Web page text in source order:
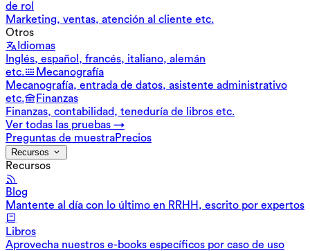
de rol
Marketing, ventas, atención al cliente etc.
Otros
Idiomas
Inglés, español, francés, italiano, alemán
etc.
Mecanografía
Mecanografía, entrada de datos, asistente administrativo
etc.
Finanzas
Finanzas, contabilidad, teneduría de libros etc.
Ver todas las pruebas →
Preguntas de muestraPrecios
Recursos
Recursos
Blog
Mantente al día con lo último en RRHH, escrito por expertos
Libros
Aprovecha nuestros e-books específicos por caso de uso